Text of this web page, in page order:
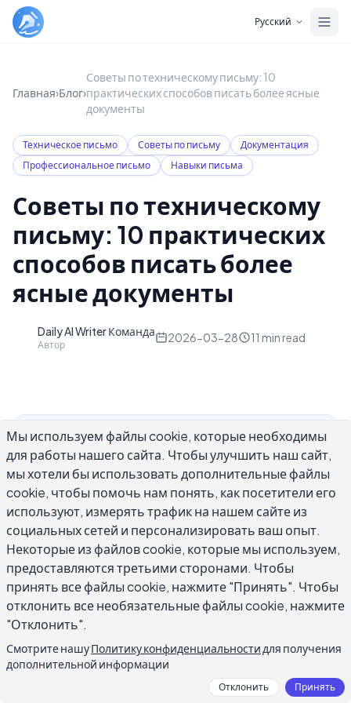
Русский
Главная›Блог›
Советы по техническому письму: 10
практических способов писать более ясные
документы
Техническое письмо Советы по письму
Документация
Профессиональное письмо
Навыки письма
Советы по техническому
письму: 10 практических
способов писать более
ясные документы
Daily AI Writer Команда
Автор
2026-03-28 11 min read
Советы по техническому письму полезны не
только для инженеров-программистов или
команд документации. Каждый раз, когда вам
нужно объяснить что-то сложное читателю,
который полагается на точность, вы
занимаетесь техническим письмом. Это
руководство охватывает практические
методы, которые делают технические
документы более ясными, удобными в
использовании и легче понятыми.
Независимо от того, пишете ли вы
документацию по API, внутренние отчёты,
стандартные операционные процедуры или
Мы используем файлы cookie, которые необходимы
для работы нашего сайта. Чтобы улучшить наш сайт,
мы хотели бы использовать дополнительные файлы
cookie, чтобы помочь нам понять, как посетители его
используют, измерять трафик на нашем сайте из
социальных сетей и персонализировать ваш опыт.
Некоторые из файлов cookie, которые мы используем,
предоставляются третьими сторонами. Чтобы
принять все файлы cookie, нажмите "Принять". Чтобы
отклонить все необязательные файлы cookie, нажмите
"Отклонить".
Смотрите нашуПолитику конфиденциальности для получения
дополнительной информации
Отклонить Принять